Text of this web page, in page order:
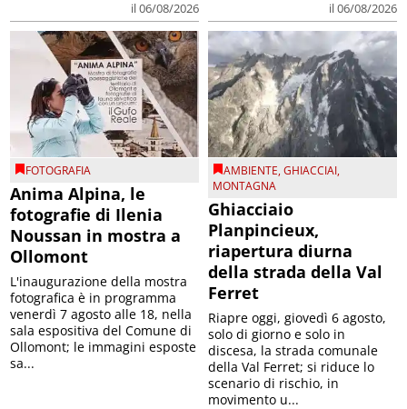
il 06/08/2026 il 06/08/2026
FOTOGRAFIA
Anima Alpina, le
fotografie di Ilenia
Noussan in mostra a
Ollomont
L'inaugurazione della mostra
fotografica è in programma
venerdì 7 agosto alle 18, nella
sala espositiva del Comune di
Ollomont; le immagini esposte
sa...
AMBIENTE,GHIACCIAI,
MONTAGNA
Ghiacciaio
Planpincieux,
riapertura diurna
della strada della Val
Ferret
Riapre oggi, giovedì 6 agosto,
solo di giorno e solo in
discesa, la strada comunale
della Val Ferret; si riduce lo
scenario di rischio, in
movimento u...